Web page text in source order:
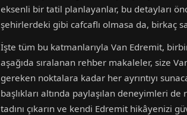
eksenli bir tatil planlayanlar, bu detayları
şehirlerdeki gibi cafcaflı olmasa da, birkaç
İşte tüm bu katmanlarıyla Van Edremit,
aşağıda sıralanan rehber makaleler, size
gereken noktalara kadar her ayrıntıyı
başlıkları altında paylaşılan deneyimleri
tadını çıkarın ve kendi Edremit hikâyenizi